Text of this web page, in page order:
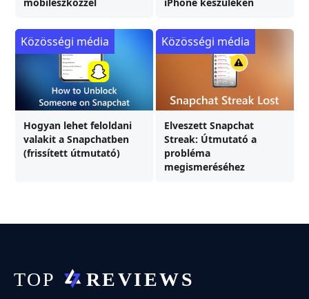
Hogyan lehet feloldani
valakit a Snapchatben
(frissített útmutató)
Közösségi média
Elveszett Snapchat
Streak: Útmutató a
probléma
megismeréséhez
Közösségi média